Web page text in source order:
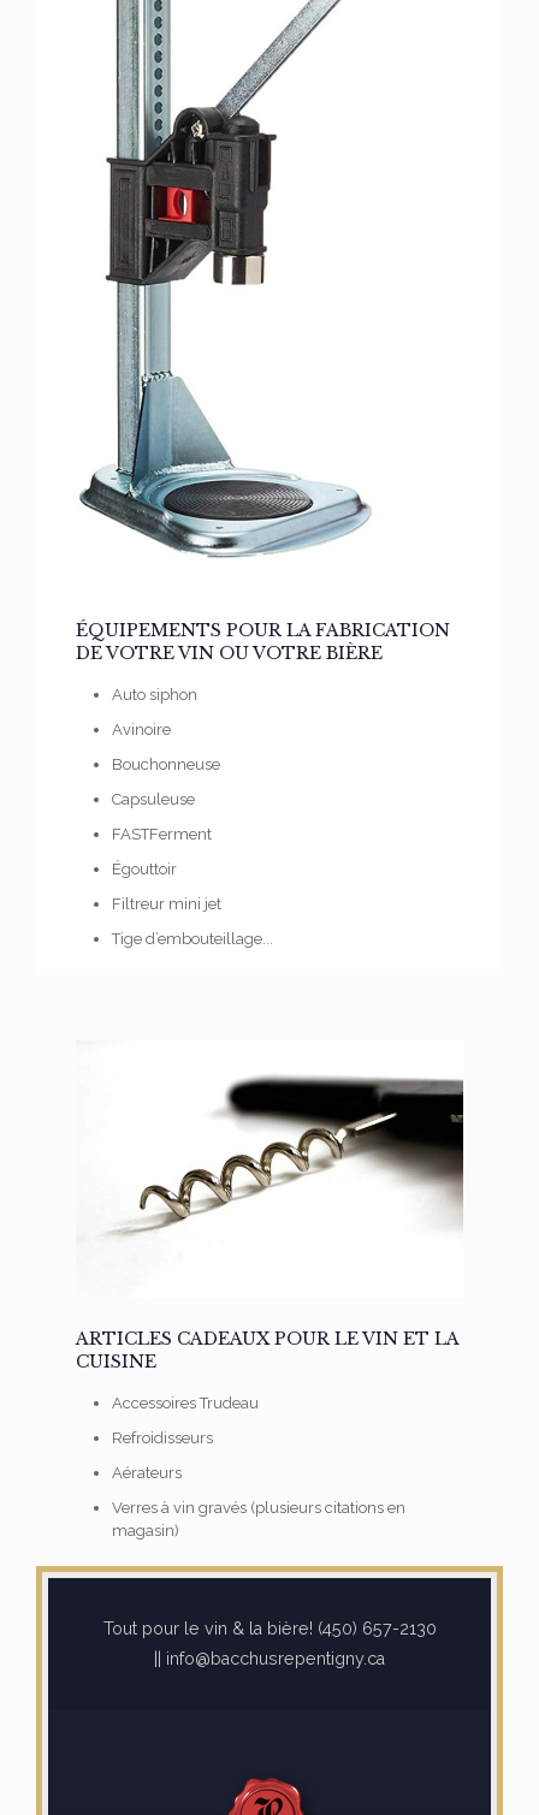
ÉQUIPEMENTS POUR LA FABRICATION
DE VOTRE VIN OU VOTRE BIÈRE
Auto siphon
Avinoire
Bouchonneuse
Capsuleuse
FASTFerment
Égouttoir
Filtreur mini jet
Tige d’embouteillage...
ARTICLES CADEAUX POUR LE VIN ET LA
CUISINE
Accessoires Trudeau
Refroidisseurs
Aérateurs
Verres à vin gravés (plusieurs citations en
magasin)
Tout pour le vin & la bière! (450) 657-2130
|| info@bacchusrepentigny.ca